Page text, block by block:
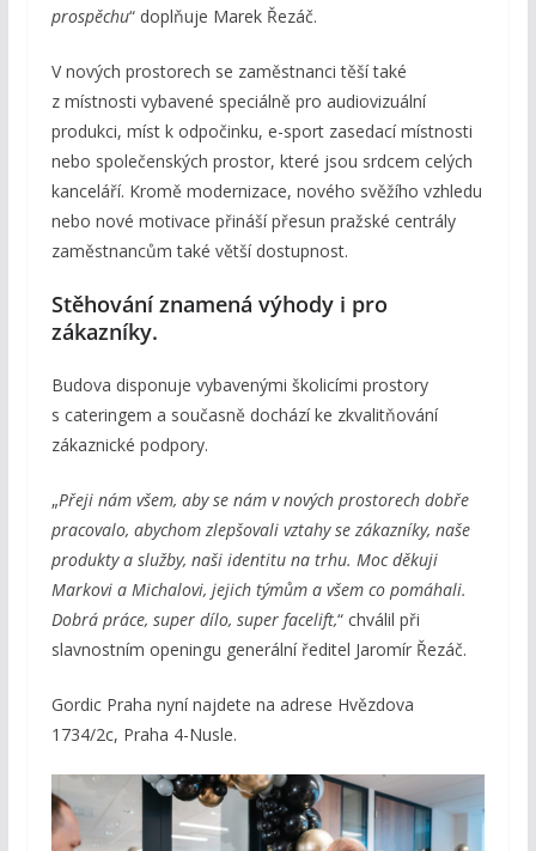
prospěchu“ doplňuje Marek Řezáč.
V nových prostorech se zaměstnanci těší také
z místnosti vybavené speciálně pro audiovizuální
produkci, míst k odpočinku, e-sport zasedací místnosti
nebo společenských prostor, které jsou srdcem celých
kanceláří. Kromě modernizace, nového svěžího vzhledu
nebo nové motivace přináší přesun pražské centrály
zaměstnancům také větší dostupnost.
Stěhování znamená výhody i pro
zákazníky.
Budova disponuje vybavenými školicími prostory
s cateringem a současně dochází ke zkvalitňování
zákaznické podpory.
„Přeji nám všem, aby se nám v nových prostorech dobře
pracovalo, abychom zlepšovali vztahy se zákazníky, naše
produkty a služby, naši identitu na trhu. Moc děkuji
Markovi a Michalovi, jejich týmům a všem co pomáhali.
Dobrá práce, super dílo, super facelift,“ chválil při
slavnostním openingu generální ředitel Jaromír Řezáč.
Gordic Praha nyní najdete na adrese Hvězdova
1734/2c, Praha 4-Nusle.